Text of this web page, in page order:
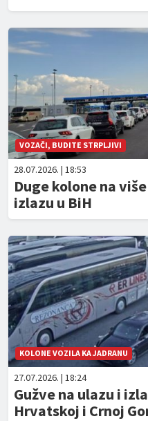
VOZAČI, BUDITE STRPLJIVI
28.07.2026. | 18:53
Duge kolone na
izlazu u BiH
KOLONE VOZILA KA JADRANU
27.07.2026. | 18:24
Gužve na ulazu i
Hrvatskoj i Crnoj